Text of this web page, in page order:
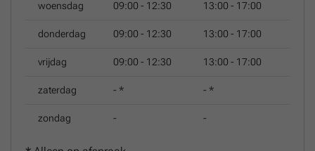
woensdag 09:00 - 12:30 13:00 - 17:00
donderdag 09:00 - 12:30 13:00 - 17:00
vrijdag 09:00 - 12:30 13:00 - 17:00
zaterdag - * - *
zondag - -